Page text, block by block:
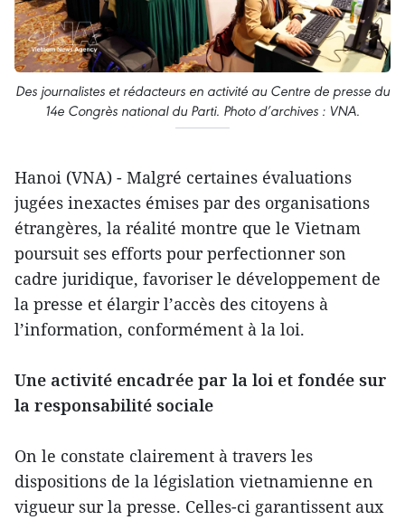
Des journalistes et rédacteurs en activité au Centre de presse du
14e Congrès national du Parti. Photo d’archives : VNA.
Hanoi (VNA) - Malgré certaines évaluations
jugées inexactes émises par des organisations
étrangères, la réalité montre que le Vietnam
poursuit ses efforts pour perfectionner son
cadre juridique, favoriser le développement de
la presse et élargir l’accès des citoyens à
l’information, conformément à la loi.
Une activité encadrée par la loi et fondée sur
la responsabilité sociale
On le constate clairement à travers les
dispositions de la législation vietnamienne en
vigueur sur la presse. Celles-ci garantissent aux